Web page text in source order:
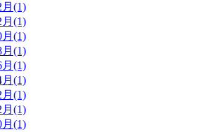
月(1)
月(1)
月(1)
月(1)
月(1)
月(1)
月(1)
月(1)
月(1)